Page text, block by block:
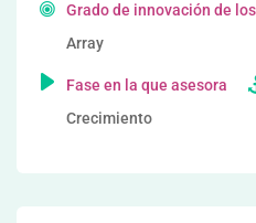
Grado de innovación de
Array
Fase en la que asesora
Crecimiento